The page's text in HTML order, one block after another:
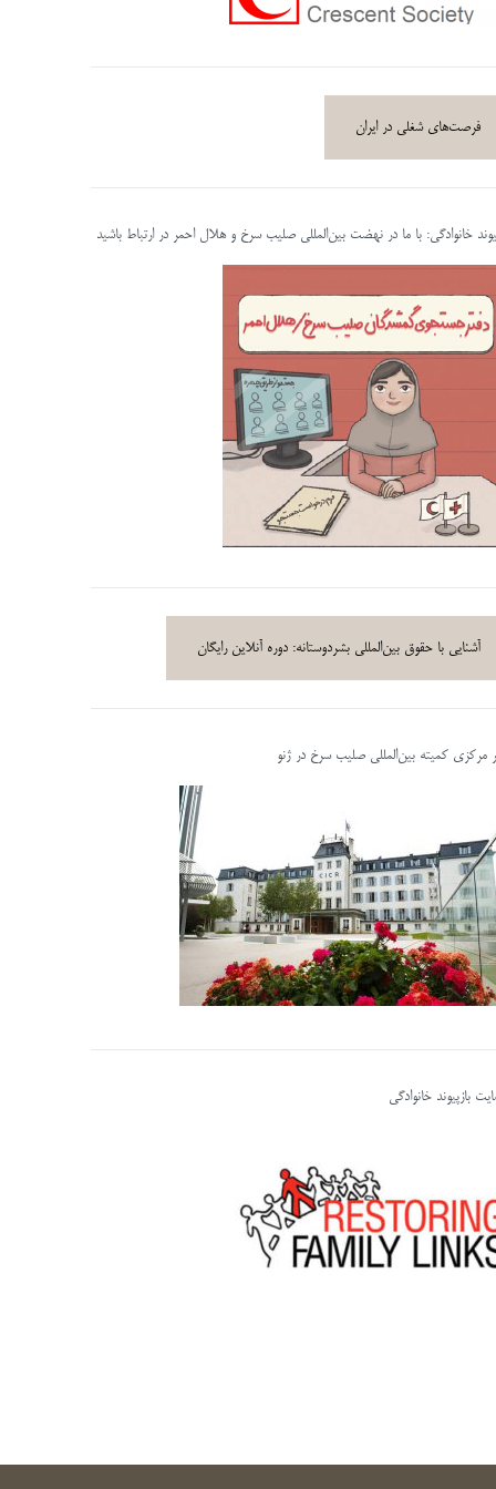
فرصت‌های شغلی در ایران
خانوادگی: با ما در نهضت بین‌المللی صلیب سرخ و هلال احمر در ارتباط باشید
آشنایی با حقوق بین‌المللی بشردوستانه: دوره آنلاین رایگان
مرکزی کمیته بین‌المللی صلیب سرخ در ژنو
بازپیوند خانوادگی